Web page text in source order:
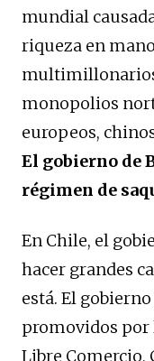
mundial
riqueza en
monopolios
europeos,
El gobierno de
régimen de
En Chile, el
hacer grandes
está. El
promovidos por
Libre Comercio,